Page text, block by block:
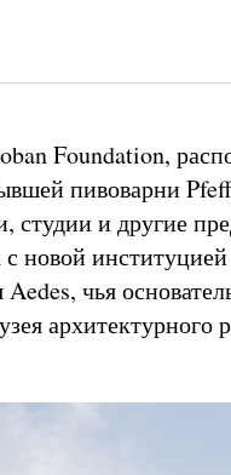
Foundation,
пивоварни
студии и другие
новой институцией
Aedes, чья
архитектурного